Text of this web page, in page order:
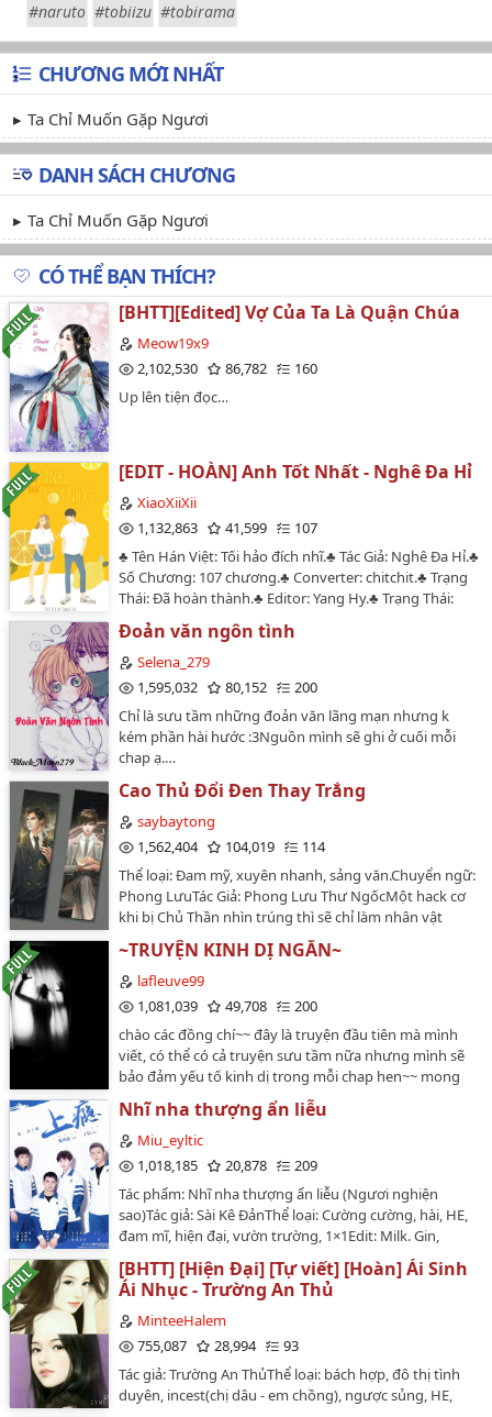
#naruto #tobiizu #tobirama
CHƯƠNG MỚI NHẤT
Ta Chỉ Muốn Gặp Ngươi
DANH SÁCH CHƯƠNG
Ta Chỉ Muốn Gặp Ngươi
CÓ THỂ BẠN THÍCH?
[BHTT][Edited] Vợ Của Ta Là Quận Chúa
Meow19x9
2,102,530
86,782
160
Up lên tiện đọc…
[EDIT - HOÀN] Anh Tốt Nhất - Nghê Đa Hỉ
XiaoXiiXii
1,132,863
41,599
107
♣ Tên Hán Việt: Tối hảo đích nhĩ.♣ Tác Giả: Nghê Đa Hỉ.♣
Số Chương: 107 chương.♣ Converter: chitchit.♣ Trạng
Thái: Đã hoàn thành.♣ Editor: Yang Hy.♣ Trạng Thái:
Đang trong quá trình beta lại.♣ Thể Loại: Nguyên sang,
Ngôn tình, Hiện đại, HE, Tình cảm, Ngọt sủng, Nhẹ
nhàng, Ấm áp.NOTE: Bộ này được edit từ lúc Hy mới
bắt đầu tập tành edit năm 2019 nên vẫn còn nhiều
sẽ beta lại từ từ nhé._________[Văn án]Mọi người đều
biết chẳng có cô gái nào có thể lọt vào trái tim Thẩm
Niệm Thâm. Dù là hoa hậu giảng đường, một người
xinh đẹp như thế thì tỏ tình vẫn bị lạnh nhạt từ
chối.Cho đến một ngày, trường học có một trận bóng
rổ.Một cô gái ngồi ở hàng đầu trong đội cổ động viên,
không cẩn thận bị quả bóng ném trúng vào đầu.Thẩm
Niệm Thâm chạy nhanh tới, tất cả mọi người đều cho
rằng anh đi nhặt bóng, lại không ngờ rằng Thẩm Niệm
Thâm ngồi xổm xuống trước mặt cô gái kia, xoa đầu
cô, vừa lo lắng vừa ôn nhu hỏi: "Em có đau lắm
không?" ----------- Warning -• Truyện đăng tại wattpad
và wordpress nhà Hy.• Bản dịch chỉ đúng 70% so với
nội dung bản trung.• Truyện edit chưa có sự cho phép
của tác giả. Vui lòng không mang ra ngoài dưới mọi
hình thức.…
Đoản văn ngôn tình
Selena_279
1,595,032
80,152
200
Chỉ là sưu tầm những đoản văn lãng mạn nhưng k
kém phần hài hước :3Nguồn mình sẽ ghi ở cuối mỗi
chap ạ.…
Cao Thủ Đổi Đen Thay Trắng
saybaytong
1,562,404
104,019
114
Thể loại: Đam mỹ, xuyên nhanh, sảng văn.Chuyển ngữ:
Phong LưuTác Giả: Phong Lưu Thư NgốcMột hack cơ
khi bị Chủ Thần nhìn trúng thì sẽ chỉ làm nhân vật
phản diện suốt mấy nghìn năm, kiếp nào cũng sẽ tìm
đến con đường chết, rơi vào kết cục bi thảm.Rốt cuộc
một ngày kia cũng thoát khỏi sự khống chế của hệ
thống phản diện, hắn quyết định điều tra ngược lại để
nát như thế nào đi chăng nữa thì ngoài mặt, hắn vẫn
phải luôn đứng trên chuẩn mực đạo đức cao nhất.…
~TRUYỆN KINH DỊ NGẮN~
lafleuve99
1,081,039
49,708
200
chào các đồng chí~~ đây là truyện đầu tiên mà mình
viết, có thể có cả truyện sưu tầm nữa nhưng mình sẽ
bảo đảm yếu tố kinh dị trong mỗi chap hen~~ mong
các độc giả sẽ ủng hộ tui hết mình:3…
Nhĩ nha thượng ẩn liễu
Miu_eyltic
1,018,185
20,878
209
Tác phẩm: Nhĩ nha thượng ẩn liễu (Ngươi nghiện
sao)Tác giả: Sài Kê ĐảnThể loại: Cường cường, hài, HE,
đam mĩ, hiện đại, vườn trường, 1×1Edit: Milk. Gin,
Ngân, Sky ( chương 1 - 20) By-Tiểu Phong (với sự giúp
đỡ của xASAx) (chương 21 - 207)Tình trạng bản gốc: 2
Quyển - 313 ChươngTình trạng bản edit: Đang tiến
hànhNguồn:
https://thuonganvnfc.wordpress.com/muc-luc-
https://www.wattpad.com/story/55502490-
th%C6%B0%E1%BB%A3ng-%E1%BA%A9n-s%C3%A0i-
[BHTT] [Hiện Đại] [Tự viết] [Hoàn] Ái Sinh
Ái Nhục - Trường An Thủ
MinteeHalem
755,087
28,994
93
Tác giả: Trường An ThủThể loại: bách hợp, đô thị tình
duyên, incest(chị dâu - em chồng), ngược sủng, HE,